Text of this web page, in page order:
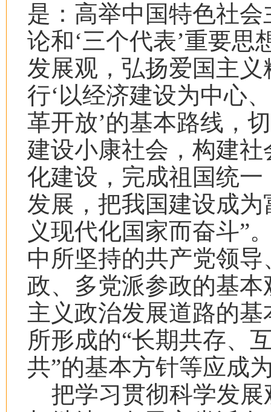
是：高举中国特色社
论和‘三个代表’重要
发展观，弘扬爱国主
行‘以经济建设为中心
革开放’的基本路线，
建设小康社会，构建
化建设，完成祖国统
发展，把我国建设成
义现代化国家而奋斗”
中所坚持的共产党领
政、多党派参政的基
主义政治发展道路的
所形成的“长期共存、
共”的基本方针等应成
把学习贯彻科学发